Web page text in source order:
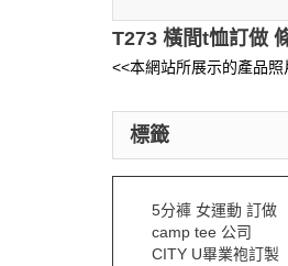
<<本網站所展示的產品
標籤
5分褲 女運動 訂做
camp tee 公司
CITY U畢業袍訂製